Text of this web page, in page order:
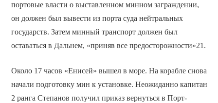
портовые власти о выставленном минном заграждении,
он должен был вывести из порта суда нейтральных
государств. Затем минный транспорт должен был
оставаться в Дальнем, «приняв все предосторожности»21.
Около 17 часов «Енисей» вышел в море. На корабле снова
начали подготовку мин к установке. Неожиданно капитан
2 ранга Степанов получил приказ вернуться в Порт-